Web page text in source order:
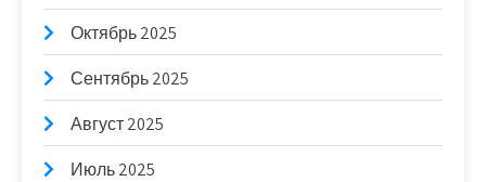
Октябрь 2025
Сентябрь 2025
Август 2025
Июль 2025